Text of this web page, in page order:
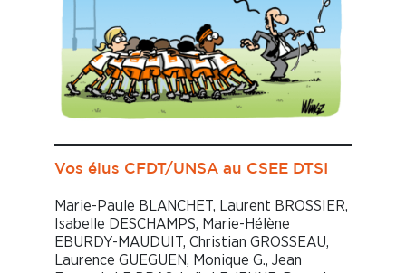
Vos élus CFDT/UNSA au CSEE DTSI
Marie-Paule BLANCHET, Laurent BROSSIER,
Isabelle DESCHAMPS, Marie-Hélène
EBURDY-MAUDUIT, Christian GROSSEAU,
Laurence GUEGUEN, Monique G., Jean